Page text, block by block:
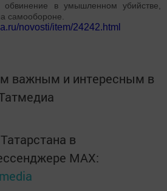
в умышленном убийстве,
самообороне.
novosti/item/24242.html
важным и интересным в
в
MАХ: